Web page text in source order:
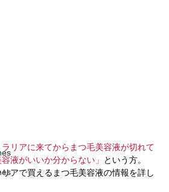
リアに来てからまつ毛美容液が切れて
液がいいか分からない」
という方。
アで買えるまつ毛美容液の情報を詳し